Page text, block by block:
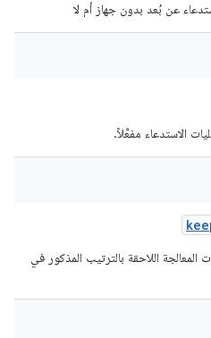
عن بُعد بدون جهاز أم لا
الاستدعاء مفعَّلاً.
اللاحقة بالترتيب المذكور في